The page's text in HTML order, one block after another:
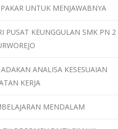
UNTUK MENJAWABNYA
PUSAT KEUNGGULAN SMK PN 2
ANALISA KESESUAIAN
KERJA
MENDALAM